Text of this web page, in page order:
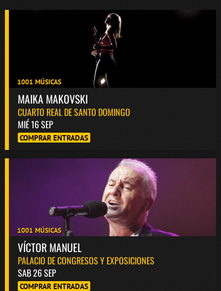
1001 MÚSICAS
MAIKA MAKOVSKI
CUARTO REAL DE SANTO DOMINGO
MIÉ 16 SEP
COMPRAR ENTRADAS
1001 MÚSICAS
VÍCTOR MANUEL
PALACIO DE CONGRESOS Y EXPOSICIONES
SAB 26 SEP
COMPRAR ENTRADAS